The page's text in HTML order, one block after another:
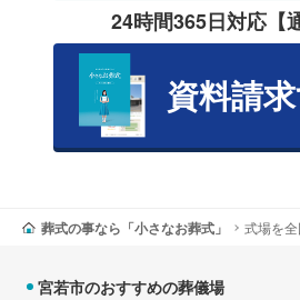
24時間365日対応【
資料請
葬式の事なら「小さなお葬式」 式場を
宮若市のおすすめの葬儀場